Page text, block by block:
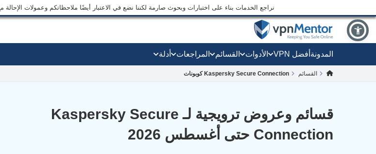
نراجع الخدمات بناء على اختبارات وبحوث صارمة لكننا نضع في الاعتبار أيضًا ملاحظاتكم وعمولات
المدونة أفضل VPN الأدوات القسائم المراجعات أدلة
القسائم Kaspersky Secure Connection كوبونات
قسائم وعروض ترويجية لـ Kaspersky Secure
Connection حتى أغسطس 2026